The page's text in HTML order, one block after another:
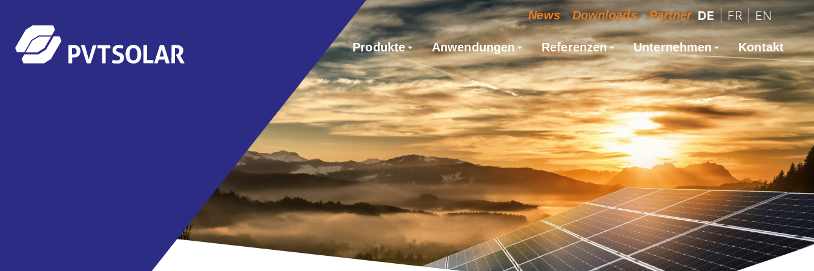
News Downloads Partner DE FR EN
Produkte Anwendungen Referenzen Unternehmen Kontakt